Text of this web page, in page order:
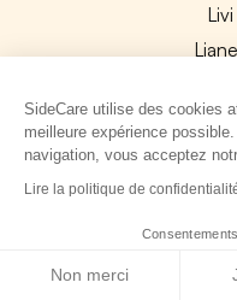
API &
Les SIRH /
A
SideCare utilise des cookies
meilleure expérience
navigation, vous acceptez
Lire la politique de
Non merci